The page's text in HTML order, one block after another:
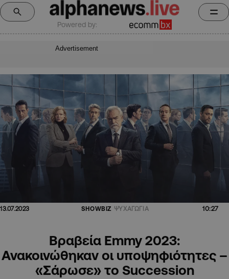
Powered by:
Advertisement
13.07.2023 SHOWBIZ ΨΥΧΑΓΩΓΙΑ 10:27
Βραβεία Emmy 2023:
Ανακοινώθηκαν οι υποψηφιότητες –
«Σάρωσε» τo Succession